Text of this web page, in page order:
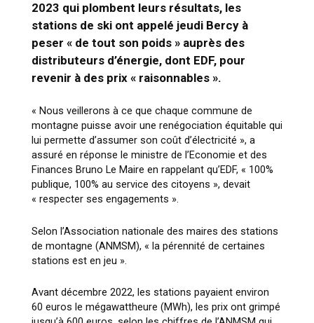
2023 qui plombent leurs résultats, les
stations de ski ont appelé jeudi Bercy à
peser « de tout son poids » auprès des
distributeurs d’énergie, dont EDF, pour
revenir à des prix « raisonnables ».
« Nous veillerons à ce que chaque commune de
montagne puisse avoir une renégociation équitable qui
lui permette d’assumer son coût d’électricité », a
assuré en réponse le ministre de l’Economie et des
Finances Bruno Le Maire en rappelant qu’EDF, « 100%
publique, 100% au service des citoyens », devait
« respecter ses engagements ».
Selon l’Association nationale des maires des stations
de montagne (ANMSM), « la pérennité de certaines
stations est en jeu ».
Avant décembre 2022, les stations payaient environ
60 euros le mégawattheure (MWh), les prix ont grimpé